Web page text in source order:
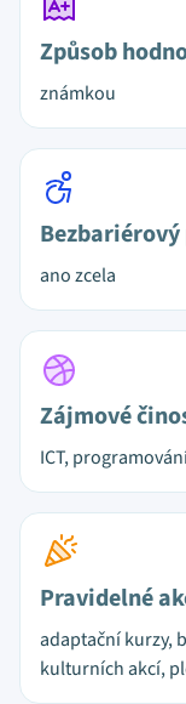
Způsob
známkou
ano zcela
Zájmové
ICT,
Pravidelné
adaptační kurzy,
kulturních akcí,